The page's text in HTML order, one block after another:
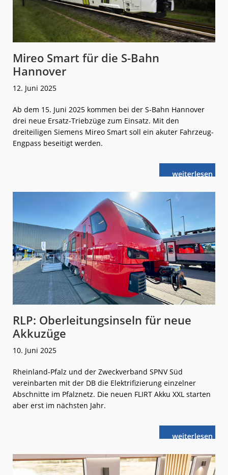
Mireo Smart für die S-Bahn
Hannover
12. Juni 2025
Ab dem 15. Juni 2025 kommen bei der S-Bahn Hannover
drei neue Ersatz-Triebzüge zum Einsatz. Mit den
dreiteiligen Siemens Mireo Smart soll ein akuter Fahrzeug-
Engpass beseitigt werden.
weiterlese
nMireo
S-
Hannover
RLP: Oberleitungsinseln für neue
Akkuzüge
10. Juni 2025
Rheinland-Pfalz und der Zweckverband SPNV Süd
vereinbarten mit der DB die Elektrifizierung einzelner
Abschnitte im Pfalznetz. Die neuen FLIRT Akku XXL starten
aber erst im nächsten Jahr.
weiterlese
nRLP:
Akkuzüge